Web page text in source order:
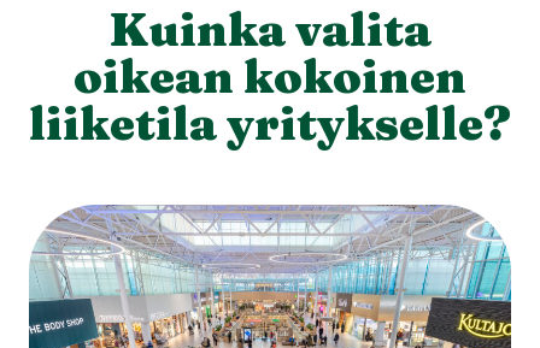
Kuinka valita
oikean kokoinen
liiketila yritykselle?